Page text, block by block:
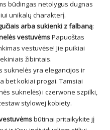
būdingas netolygus dugnas
unikalų charakterį.
arba sukienki z falbaną:
vestuvėmsPapuoštas
vestuvėse! Jie puikiai
žibintais.
suknelės yra elegancijos ir
bet kokiai progai. Tamsiai
suknelės) i czerwone szpilki,
stylowej kobiety.
būtinai pritaikykite jį